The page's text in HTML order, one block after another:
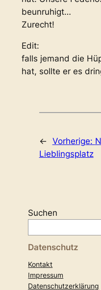
beunruhigt…
Zurecht!
Edit:
falls jemand die
hat, sollte er es
← Vorherige:
Lieblingsplatz
Suchen
Datenschutz
Kontakt
Impressum
Datenschutzerklärung